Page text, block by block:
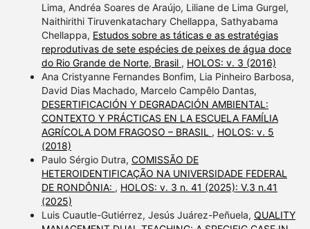
Lima, Andréa Soares de Araújo, Liliane de Lima Gurgel,
Naithirithi Tiruvenkatachary Chellappa, Sathyabama
Chellappa, Estudos sobre as táticas e as estratégias
reprodutivas de sete espécies de peixes de água doce
do Rio Grande de Norte, Brasil , HOLOS: v. 3 (2016)
Ana Cristyanne Fernandes Bonfim, Lia Pinheiro Barbosa,
David Dias Machado, Marcelo Campêlo Dantas,
DESERTIFICACIÓN Y DEGRADACIÓN AMBIENTAL:
CONTEXTO Y PRÁCTICAS EN LA ESCUELA FAMÍLIA
AGRÍCOLA DOM FRAGOSO – BRASIL , HOLOS: v. 5
(2018)
Paulo Sérgio Dutra, COMISSÃO DE
HETEROIDENTIFICAÇÃO NA UNIVERSIDADE FEDERAL
DE RONDÔNIA: , HOLOS: v. 3 n. 41 (2025): V.3 n.41
(2025)
Luis Cuautle-Gutiérrez, Jesús Juárez-Peñuela, QUALITY